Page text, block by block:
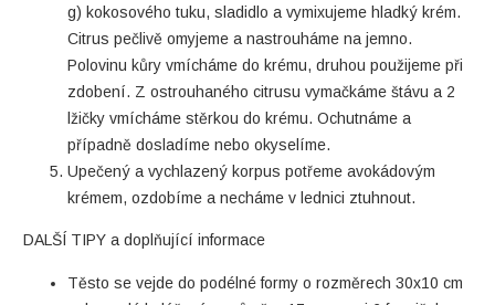
g) kokosového tuku, sladidlo a vymixujeme hladký krém.
Citrus pečlivě omyjeme a nastrouháme na jemno.
Polovinu kůry vmícháme do krému, druhou použijeme při
zdobení. Z ostrouhaného citrusu vymačkáme štávu a 2
lžičky vmícháme stěrkou do krému. Ochutnáme a
případně dosladíme nebo okyselíme.
Upečený a vychlazený korpus potřeme avokádovým
krémem, ozdobíme a necháme v lednici ztuhnout.
DALŠÍ TIPY a doplňující informace
Těsto se vejde do podélné formy o rozměrech 30x10 cm